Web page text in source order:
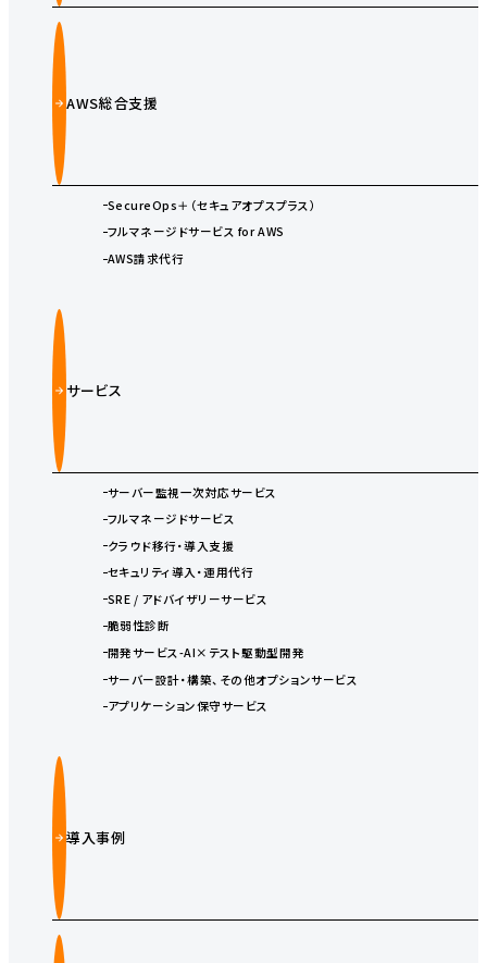
AWS総合支援
SecureOps＋（セキュアオプスプラス）
フルマネージドサービス for AWS
AWS請求代行
サービス
サーバー監視一次対応サービス
フルマネージドサービス
クラウド移行・導入支援
セキュリティ導入・運用代行
SRE / アドバイザリーサービス
脆弱性診断
開発サービス-AI×テスト駆動型開発
サーバー設計・構築、その他オプションサービス
アプリケーション保守サービス
導入事例